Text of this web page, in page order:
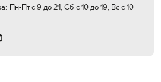
Пн-Пт с 9 до 21, Сб с 10 до 19, Вс с 10